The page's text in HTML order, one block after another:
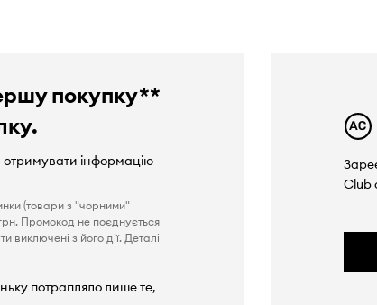
покупку**
інформацію
(товари з "чорними"
Промокод не поєднується
виключені з його дії. Деталі
потрапляло лише те,
Club